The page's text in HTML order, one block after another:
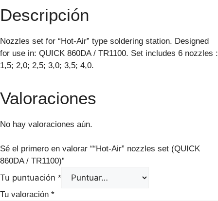
Descripción
Nozzles set for “Hot-Air” type soldering station. Designed
for use in: QUICK 860DA / TR1100. Set includes 6 nozzles :
1,5; 2,0; 2,5; 3,0; 3,5; 4,0.
Valoraciones
No hay valoraciones aún.
Sé el primero en valorar ““Hot-Air” nozzles set (QUICK
860DA / TR1100)”
Tu puntuación *
Tu valoración *